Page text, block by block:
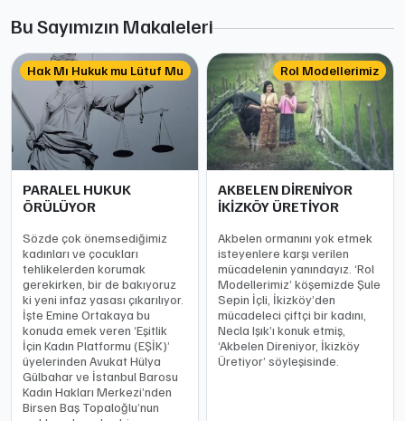
Bu Sayımızın Makaleleri
Hak Mı Hukuk mu Lütuf Mu
PARALEL HUKUK
ÖRÜLÜYOR
Sözde çok önemsediğimiz
kadınları ve çocukları
tehlikelerden korumak
gerekirken, bir de bakıyoruz
ki yeni infaz yasası çıkarılıyor.
İşte Emine Ortakaya bu
konuda emek veren ‘Eşitlik
İçin Kadın Platformu (EŞİK)’
üyelerinden Avukat Hülya
Gülbahar ve İstanbul Barosu
Kadın Hakları Merkezi’nden
Birsen Baş Topaloğlu’nun
Rol Modellerimiz
AKBELEN DİRENİYOR
İKİZKÖY ÜRETİYOR
Akbelen ormanını yok etmek
isteyenlere karşı verilen
mücadelenin yanındayız. ‘Rol
Modellerimiz’ köşemizde Şule
Sepin İçli, İkizköy’den
mücadeleci çiftçi bir kadını,
Necla Işık’ı konuk etmiş,
‘Akbelen Direniyor, İkizköy
Üretiyor’ söyleşisinde.